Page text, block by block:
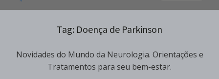
Tag: Doença de Parkinson
Novidades do Mundo da Neurologia. Orientações e
Tratamentos para seu bem-estar.